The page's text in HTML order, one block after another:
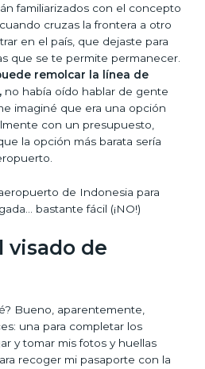
familiarizados con el concepto
cruzas la frontera a otro
en el país, que dejaste para
que se te permite permanecer.
remolcar la línea de
no había oído hablar de gente
imaginé que era una opción
con un presupuesto,
la opción más barata sería
de Indonesia para
bastante fácil (¡NO!)
visado de
Bueno, aparentemente,
una para completar los
y tomar mis fotos y huellas
recoger mi pasaporte con la